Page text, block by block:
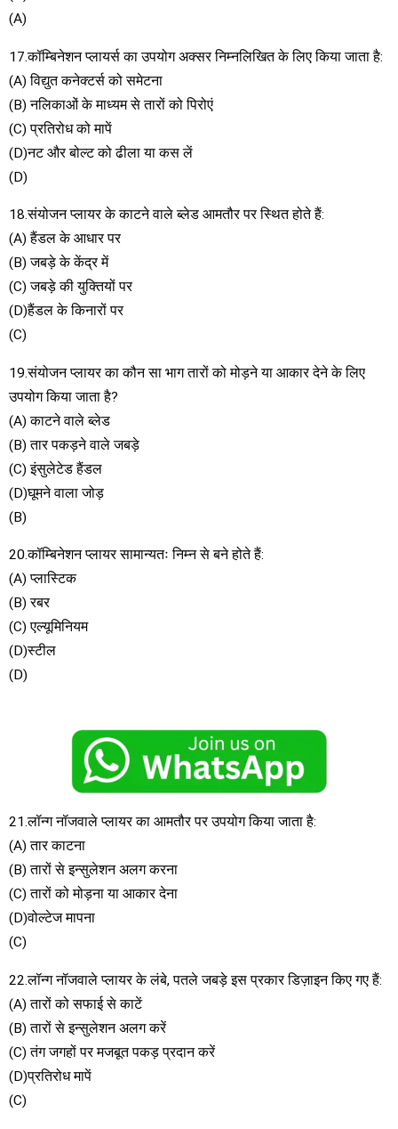
(A)
17.कॉम्बिनेशन प्लायर्स का उपयोग अक्सर निम्नलिखित के लिए किया जाता है:
(A) विद्युत कनेक्टर्स को समेटना
(B) नलिकाओं के माध्यम से तारों को पिरोएं
(C) प्रतिरोध को मापें
(D)नट और बोल्ट को ढीला या कस लें
(D)
18.संयोजन प्लायर के काटने वाले ब्लेड आमतौर पर स्थित होते हैं:
(A) हैंडल के आधार पर
(B) जबड़े के केंद्र में
(C) जबड़े की युक्तियों पर
(D)हैंडल के किनारों पर
(C)
19.संयोजन प्लायर का कौन सा भाग तारों को मोड़ने या आकार देने के लिए
उपयोग किया जाता है?
(A) काटने वाले ब्लेड
(B) तार पकड़ने वाले जबड़े
(C) इंसुलेटेड हैंडल
(D)घूमने वाला जोड़
(B)
20.कॉम्बिनेशन प्लायर सामान्यतः निम्न से बने होते हैं:
(A) प्लास्टिक
(B) रबर
(C) एल्यूमिनियम
(D)स्टील
(D)
21.लॉन्ग नॉजवाले प्लायर का आमतौर पर उपयोग किया जाता है:
(A) तार काटना
(B) तारों से इन्सुलेशन अलग करना
(C) तारों को मोड़ना या आकार देना
(D)वोल्टेज मापना
(C)
22.लॉन्ग नॉजवाले प्लायर के लंबे, पतले जबड़े इस प्रकार डिज़ाइन किए गए हैं:
(A) तारों को सफाई से काटें
(B) तारों से इन्सुलेशन अलग करें
(C) तंग जगहों पर मजबूत पकड़ प्रदान करें
(D)प्रतिरोध मापें
(C)